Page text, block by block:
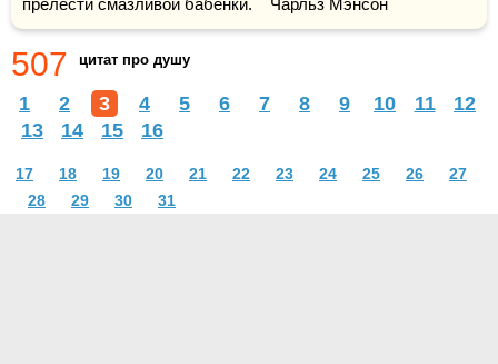
прелести смазливой бабенки.    Чарльз Мэнсон
507 цитат про душу
1 2 3 4 5 6 7 8 9 10 11
12
13
14 15 16
17 18 19 20 21 22 23 24 25 26
27
28
29 30 31